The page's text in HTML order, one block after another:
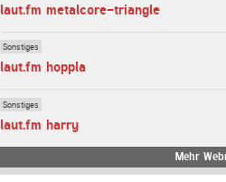
laut.fm metalcore-triangle
Sonstiges
laut.fm hoppla
Sonstiges
laut.fm harry
Mehr